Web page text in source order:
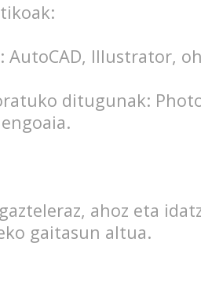
AutoCAD, Illustrator,
ditugunak:
ahoz eta
gaitasun altua.